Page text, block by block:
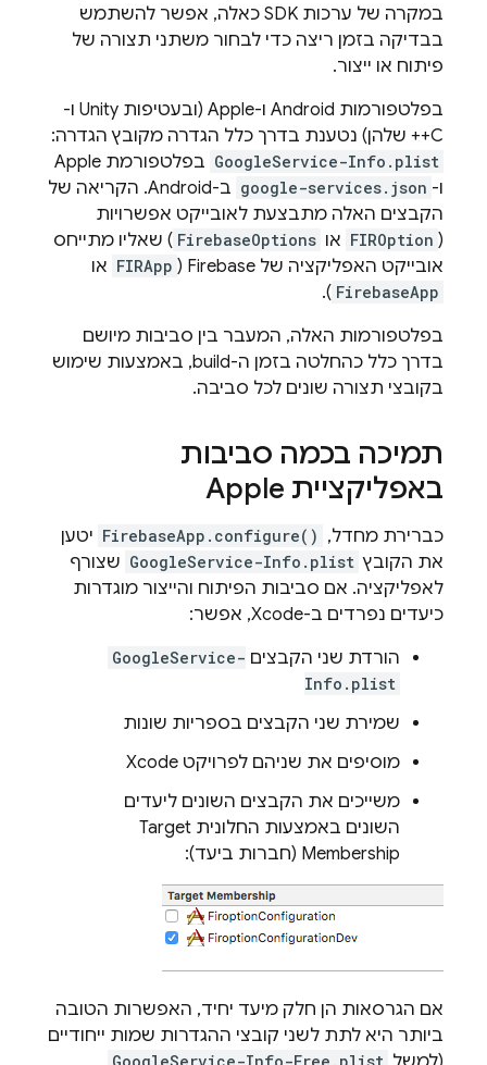
במקרה של ערכות SDK כאלה, אפשר להשתמש
בבדיקה בזמן ריצה כדי לבחור משתני תצורה של
פיתוח או ייצור.
בפלטפורמות Android ו-Apple (ובעטיפות Unity ו-
C++ שלהן) נטענת בדרך כלל הגדרה מקובץ הגדרה:
GoogleService-Info.plist
בפלטפורמת Apple
ו- google-services.json
ב-Android. הקריאה של
הקבצים האלה מתבצעת לאובייקט אפשרויות
(
FIROption או FirebaseOptions ) שאליו מתייחס
אובייקט האפליקציה של Firebase (
FIRApp או
FirebaseApp
).
בפלטפורמות האלה, המעבר בין סביבות מיושם
בדרך כלל כהחלטה בזמן ה-build, באמצעות שימוש
בקובצי תצורה שונים לכל סביבה.
תמיכה בכמה סביבות
באפליקציית Apple
כברירת מחדל, FirebaseApp.configure() יטען
את הקובץ GoogleService-Info.plist שצורף
לאפליקציה. אם סביבות הפיתוח והייצור מוגדרות
כיעדים נפרדים ב-Xcode, אפשר:
הורדת שני הקבצים GoogleService-
Info.plist
שמירת שני הקבצים בספריות שונות
מוסיפים את שניהם לפרויקט Xcode
משייכים את הקבצים השונים ליעדים
השונים באמצעות החלונית Target
Membership (חברות ביעד):
אם הגרסאות הן חלק מיעד יחיד, האפשרות הטובה
ביותר היא לתת לשני קובצי ההגדרות שמות ייחודיים